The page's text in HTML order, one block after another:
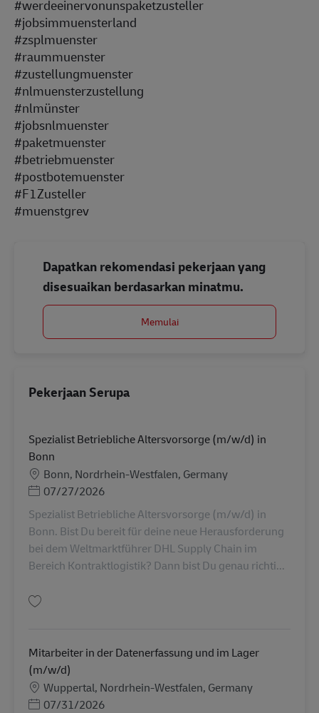
#werdeeinervonunspaketzusteller
#jobsimmuensterland
#zsplmuenster
#raummuenster
#zustellungmuenster
#nlmuensterzustellung
#nlmünster
#jobsnlmuenster
#paketmuenster
#betriebmuenster
#postbotemuenster
#F1Zusteller
#muenstgrev
Dapatkan rekomendasi pekerjaan yang
disesuaikan berdasarkan minatmu.
Memulai
Pekerjaan Serupa
Spezialist Betriebliche Altersvorsorge (m/w/d) in
Bonn
LokasiBonn, Nordrhein-Westfalen, Germany
Posted Date
07/27/2026
Spezialist Betriebliche Altersvorsorge (m/w/d) in
Bonn. Bist Du bereit für deine neue Herausforderung
bei dem Weltmarktführer DHL Supply Chain im
Bereich Kontraktlogistik? Dann bist Du genau richti...
Mitarbeiter in der Datenerfassung und im Lager
(m/w/d)
LokasiWuppertal, Nordrhein-Westfalen, Germany
Posted Date
07/31/2026